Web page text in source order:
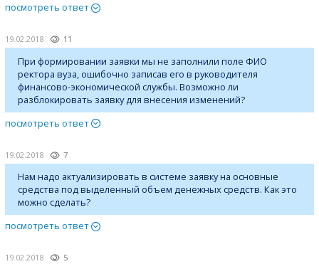
посмотреть ответ
19.02.2018 11
При формировании заявки мы не заполнили поле ФИО
ректора вуза, ошибочно записав его в руководителя
финансово-экономической службы. Возможно ли
разблокировать заявку для внесения изменений?
посмотреть ответ
19.02.2018 7
Нам надо актуализировать в системе заявку на основные
средства под выделенный объем денежных средств. Как это
можно сделать?
посмотреть ответ
19.02.2018 5